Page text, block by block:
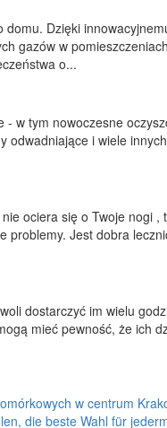
Dzięki
gazów w
o...
w tym nowoczesne
odwadniające i wiele
ociera się o Twoje nogi ,
Jest dobra
dostarczyć im wielu
mieć pewność, że ich
w centrum
die beste Wahl für